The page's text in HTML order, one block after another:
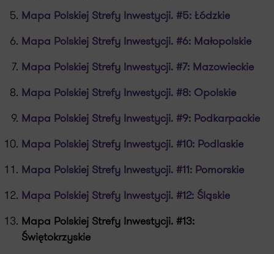
Mapa Polskiej Strefy Inwestycji. #5: Łódzkie
Mapa Polskiej Strefy Inwestycji. #6: Małopolskie
Mapa Polskiej Strefy Inwestycji. #7: Mazowieckie
Mapa Polskiej Strefy Inwestycji. #8: Opolskie
Mapa Polskiej Strefy Inwestycji. #9: Podkarpackie
Mapa Polskiej Strefy Inwestycji. #10: Podlaskie
Mapa Polskiej Strefy Inwestycji. #11: Pomorskie
Mapa Polskiej Strefy Inwestycji. #12: Śląskie
Mapa Polskiej Strefy Inwestycji. #13:
Świętokrzyskie